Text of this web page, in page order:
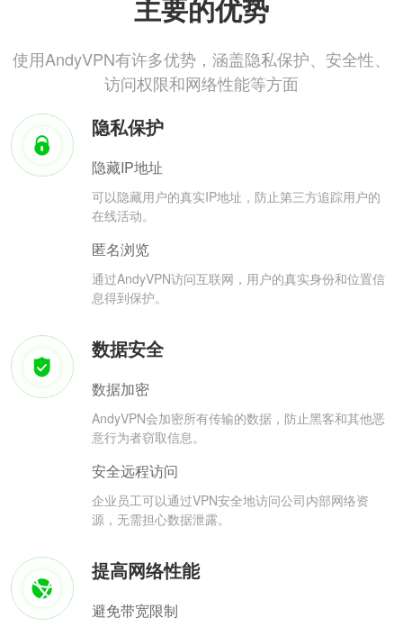
主要的优势
使用AndyVPN有许多优势，涵盖隐私保护、安全性、
访问权限和网络性能等方面
隐私保护
隐藏IP地址
可以隐藏用户的真实IP地址，防止第三方追踪用户的
在线活动。
匿名浏览
通过AndyVPN访问互联网，用户的真实身份和位置信
息得到保护。
数据安全
数据加密
AndyVPN会加密所有传输的数据，防止黑客和其他恶
意行为者窃取信息。
安全远程访问
企业员工可以通过VPN安全地访问公司内部网络资
源，无需担心数据泄露。
提高网络性能
避免带宽限制